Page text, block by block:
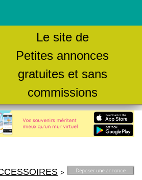
Le site de
Petites annonces
gratuites et sans
commissions
>